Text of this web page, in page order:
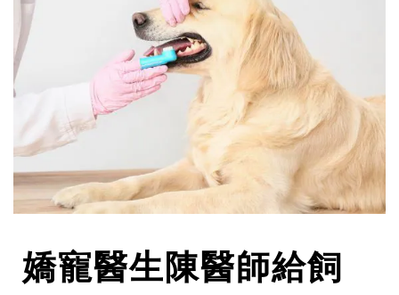
嬌寵醫生陳醫師給飼